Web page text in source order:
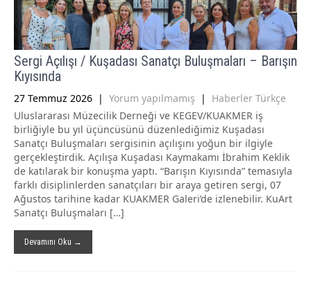
Sergi Açılışı / Kuşadası Sanatçı Buluşmaları – Barışın
Kıyısında
27 Temmuz 2026 | Yorum yapılmamış | Haberler Türkçe
Uluslararası Müzecilik Derneği ve KEGEV/KUAKMER iş
birliğiyle bu yıl üçüncüsünü düzenlediğimiz Kuşadası
Sanatçı Buluşmaları sergisinin açılışını yoğun bir ilgiyle
gerçekleştirdik. Açılışa Kuşadası Kaymakamı İbrahim Keklik
de katılarak bir konuşma yaptı. “Barışın Kıyısında” temasıyla
farklı disiplinlerden sanatçıları bir araya getiren sergi, 07
Ağustos tarihine kadar KUAKMER Galeri’de izlenebilir. KuArt
Sanatçı Buluşmaları […]
Devamını Oku →